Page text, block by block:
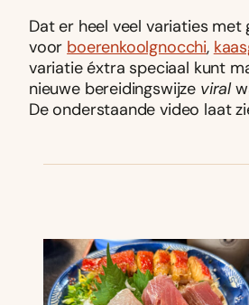
Dat er heel veel variaties
voor boerenkoolgnocchi,
variatie éxtra speciaal kunt
nieuwe bereidingswijze viral
De onderstaande video laat